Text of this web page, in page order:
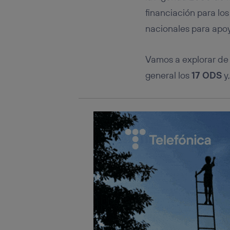
financiación para
nacionales para
Vamos a explorar
general los17 ODS
conecte
Si
inferior
Para